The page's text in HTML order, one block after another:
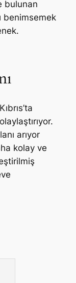
bulunan
benimsemek
arıyor
kolay ve